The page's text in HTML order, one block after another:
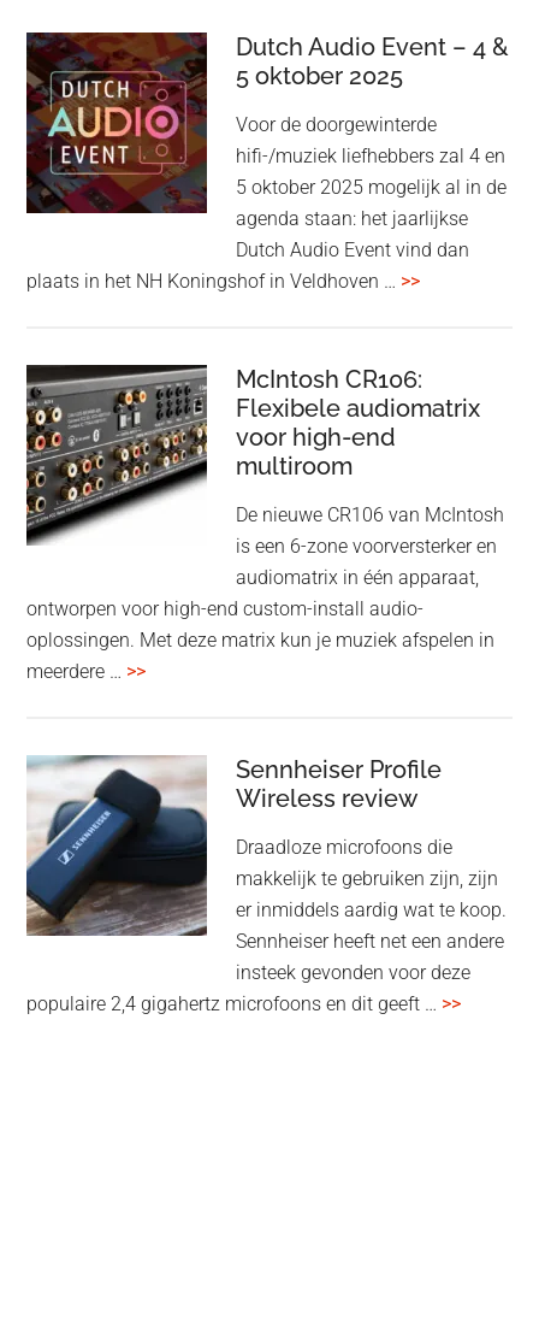
kondigt
Beo
Grace
aan:
high-
end
earbuds
titanium
Adaptive
noise
cancelling
Dutch Audio Event – 4 &
5 oktober 2025
Voor de doorgewinterde
hifi-/muziek liefhebbers zal 4 en
5 oktober 2025 mogelijk al in de
agenda staan: het jaarlijkse
Dutch Audio Event vind dan
plaats in het NH Koningshof in Veldhoven … >>overDutch
–
4
McIntosh CR106:
Flexibele audiomatrix
voor high-end
multiroom
De nieuwe CR106 van McIntosh
is een 6-zone voorversterker en
audiomatrix in één apparaat,
ontworpen voor high-end custom-install audio-
oplossingen. Met deze matrix kun je muziek afspelen in
meerdere … >>overMcIntosh
audiomatrix
voor
high-
end
multiroom
Sennheiser Profile
Wireless review
Draadloze microfoons die
makkelijk te gebruiken zijn, zijn
er inmiddels aardig wat te koop.
Sennheiser heeft net een andere
insteek gevonden voor deze
populaire 2,4 gigahertz microfoons en dit geeft … >>